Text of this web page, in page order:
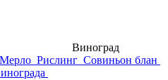
Виноград
Мерло Рислинг Совиньон блан